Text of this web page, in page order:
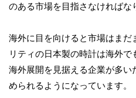
のある市場を目指さなければな
海外に目を向けると市場はま
リティの日本製の時計は海外で
海外展開を見据える企業が多
められるようになっています。